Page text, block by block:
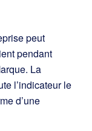
peut
pendant
La
l’indicateur le
d’une